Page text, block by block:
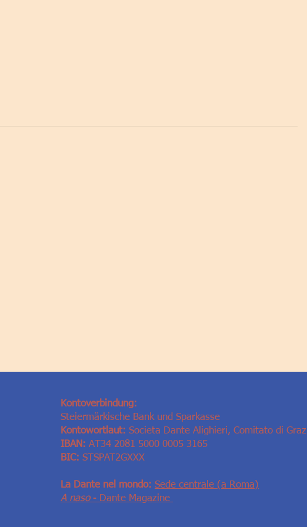
Kontoverbindung:
Steiermärkische Bank und Sparkasse
Kontowortlaut: Societa Dante Alighieri, Comitato di Graz
IBAN: AT34 2081 5000 0005 3165
BIC: STSPAT2GXXX
La Dante nel mondo: Sede centrale (a Roma)
A naso- Dante Magazine